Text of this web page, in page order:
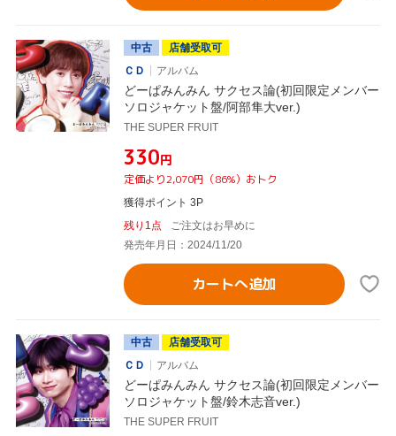
中古
店舗受取可
ＣＤ
アルバム
どーぱみんみん サクセス論(初回限定メンバー
ソロジャケット盤/阿部隼大ver.)
THE SUPER FRUIT
¥330円
定価より2,070円（86%）おトク
獲得ポイント 3P
残り1点
ご注文はお早めに
発売年月日：2024/11/20
カートへ追加
中古
店舗受取可
ＣＤ
アルバム
どーぱみんみん サクセス論(初回限定メンバー
ソロジャケット盤/鈴木志音ver.)
THE SUPER FRUIT